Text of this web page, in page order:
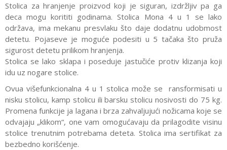
Stolica za hranjenje proizvod koji je siguran, izdržljiv pa ga
deca mogu korititi godinama. Stolica Mona 4 u 1 se lako
održava, ima mekanu presvlaku što daje dodatnu udobmost
detetu. Pojaseve je moguće podesiti u 5 tačaka što pruža
sigurost detetu prilikom hranjenja.
Stolica se lako sklapa i poseduje jastučiće protiv klizanja koji
idu uz nogare stolice.
Ovua višefunkcionalna 4 u 1 stolica može se ransformisati u
nisku stolicu, kamp stolicu ili barsku stolicu nosivosti do 75 kg.
Promena funkcije ja lagana i brza zahvaljujući nožicama koje se
odvajaju „klikom“, one vam omogućavaju da prilagodite visinu
stolice trenutnim potrebama deteta. Stolica ima sertifikat za
bezbedno korišćenje.